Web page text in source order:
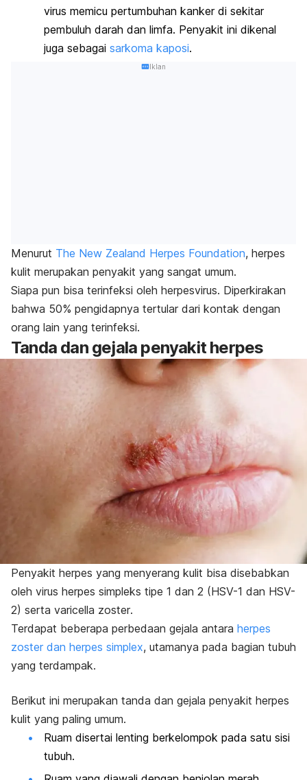
virus memicu pertumbuhan kanker di sekitar
pembuluh darah dan limfa. Penyakit ini dikenal
juga sebagai sarkoma kaposi.
Iklan
Menurut The New Zealand Herpes Foundation, herpes
kulit merupakan penyakit yang sangat umum.
Siapa pun bisa terinfeksi oleh herpesvirus. Diperkirakan
bahwa 50% pengidapnya tertular dari kontak dengan
orang lain yang terinfeksi.
Tanda dan gejala penyakit herpes
Penyakit herpes yang menyerang kulit bisa disebabkan
oleh virus herpes simpleks tipe 1 dan 2 (HSV-1 dan HSV-
2) serta varicella zoster.
Terdapat beberapa perbedaan gejala antara herpes
zoster dan herpes simplex, utamanya pada bagian tubuh
yang terdampak.
Berikut ini merupakan tanda dan gejala penyakit herpes
kulit yang paling umum.
Ruam disertai lenting berkelompok pada satu sisi
tubuh.